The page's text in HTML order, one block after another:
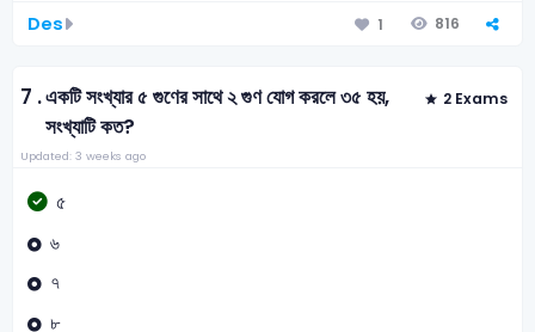
Des 1 816
7 .একটি সংখ্যার ৫ গুণের সাথে ২ গুণ যোগ করলে ৩৫ হয়,
সংখ্যাটি কত?
2 Exams
Updated: 3 weeks ago
৫
৬
৭
৮